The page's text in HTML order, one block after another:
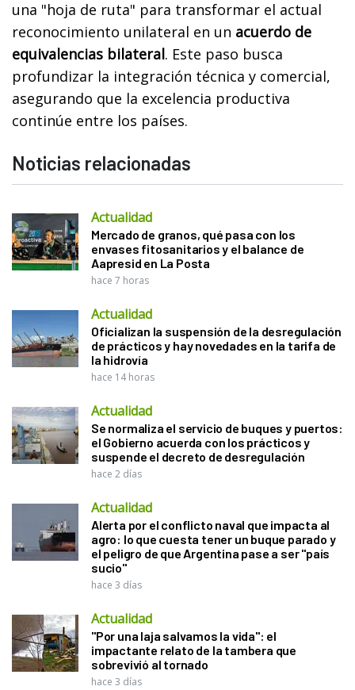
una "hoja de ruta" para transformar el actual
reconocimiento unilateral en un acuerdo de
equivalencias bilateral. Este paso busca
profundizar la integración técnica y comercial,
asegurando que la excelencia productiva
continúe entre los países.
Noticias relacionadas
Actualidad
Mercado de granos, qué pasa con los
envases fitosanitarios y el balance de
Aapresid en La Posta
hace 7 horas
Actualidad
Oficializan la suspensión de la desregulación
de prácticos y hay novedades en la tarifa de
la hidrovía
hace 14 horas
Actualidad
Se normaliza el servicio de buques y puertos:
el Gobierno acuerda con los prácticos y
suspende el decreto de desregulación
hace 2 días
Actualidad
Alerta por el conflicto naval que impacta al
agro: lo que cuesta tener un buque parado y
el peligro de que Argentina pase a ser "país
sucio"
hace 3 días
Actualidad
"Por una laja salvamos la vida": el
impactante relato de la tambera que
sobrevivió al tornado
hace 3 días